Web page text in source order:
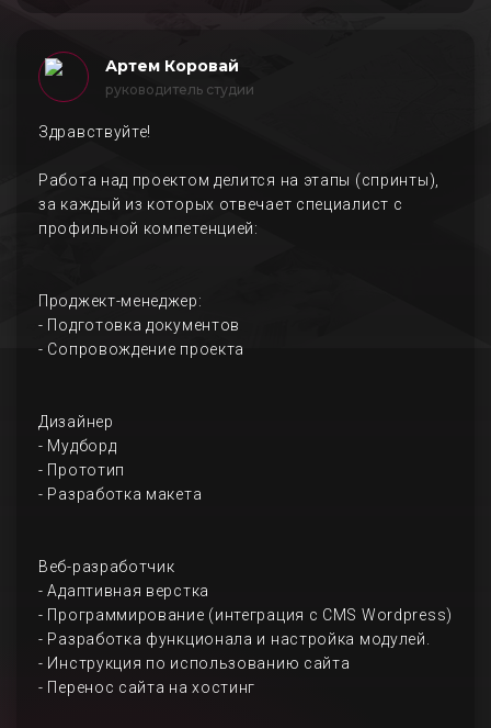
Артем Коровай
руководитель студии
Здравствуйте!
Работа над проектом делится на этапы (спринты),
за каждый из которых отвечает специалист с
профильной компетенцией:
Проджект-менеджер:
- Подготовка документов
- Сопровождение проекта
Дизайнер
- Мудборд
- Прототип
- Разработка макета
Веб-разработчик
- Адаптивная верстка
- Программирование (интеграция с CMS Wordpress)
- Разработка функционала и настройка модулей.
- Инструкция по использованию сайта
- Перенос сайта на хостинг